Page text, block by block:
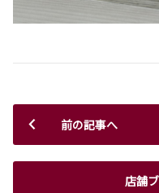
前の記事へ
店舗